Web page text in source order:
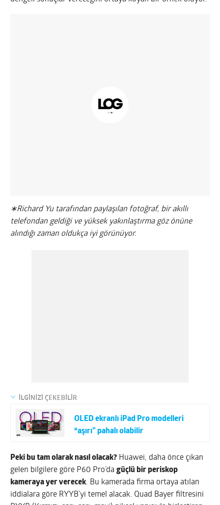
∗Richard Yu tarafından paylaşılan fotoğraf, bir akıllı
telefondan geldiği ve yüksek yakınlaştırma göz önüne
alındığı zaman oldukça iyi görünüyor.
İLGİNİZİ ÇEKEBİLİR
OLED ekranlı iPad Pro modelleri
“aşırı” pahalı olabilir
Peki bu tam olarak nasıl olacak? Huawei, daha önce çıkan
gelen bilgilere göre P60 Pro’dagüçlü bir periskop
kameraya yer verecek. Bu kamerada firma ortaya atılan
iddialara göre RYYB’yi temel alacak. Quad Bayer filtresini